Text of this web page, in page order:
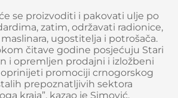
se proizvoditi i pakovati ulje po
zatim, održavati radionice,
ugostitelja i potrošača.
čitave godine posjećuju Stari
i opremljen prodajni i izložbeni
promociji crnogorskog
prepoznatljivih sektora
kraja”, kazao je Simović.